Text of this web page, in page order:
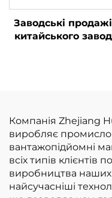
Заводські
китайського
3 т за
ціною
Компанія Zhejiang
виробляє
вантажопідйомні
всіх типів клієнтів
виробництва наших
найсучасніші